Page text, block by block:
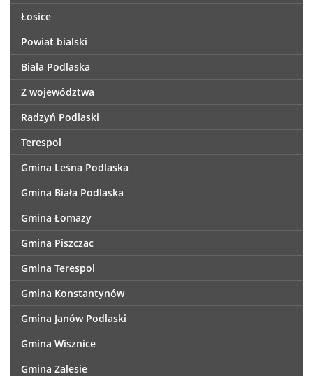
Łosice
Powiat bialski
Biała Podlaska
Z województwa
Radzyń Podlaski
Terespol
Gmina Leśna Podlaska
Gmina Biała Podlaska
Gmina Łomazy
Gmina Piszczac
Gmina Terespol
Gmina Konstantynów
Gmina Janów Podlaski
Gmina Wisznice
Gmina Zalesie